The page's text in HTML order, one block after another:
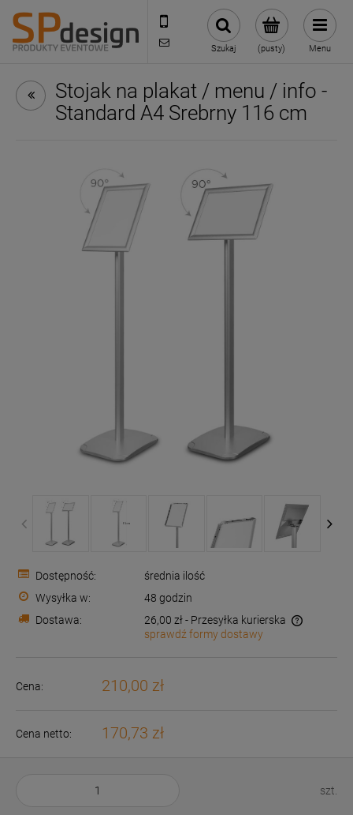
221002030
sklep@reklamydrukarnia.pl
(pusty)
Szukaj Menu
Stojak na plakat / menu / info -
Standard A4 Srebrny 116 cm
Dostępność:
średnia ilość
Wysyłka w:
48 godzin
Dostawa:
26,00 zł- Przesyłka kurierska
Cena nie zawiera ewentualnych kosztów płatności
sprawdź formy dostawy
Cena: 210,00 zł
Cena netto: 170,73 zł
szt.